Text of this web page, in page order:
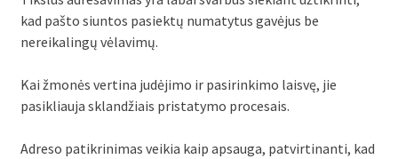
kad pašto siuntos pasiektų numatytus gavėjus be
nereikalingų vėlavimų.
Kai žmonės vertina judėjimo ir pasirinkimo laisvę, jie
pasikliauja sklandžiais pristatymo procesais.
Adreso patikrinimas veikia kaip apsauga, patvirtinanti, kad